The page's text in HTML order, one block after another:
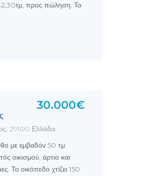
προς πώληση. Το
30.000€
29100 Ελλάδα
με εμβαδόν 50 τμ
οικισμού, άρτιο και
Το οικόπεδο χτίζει 150